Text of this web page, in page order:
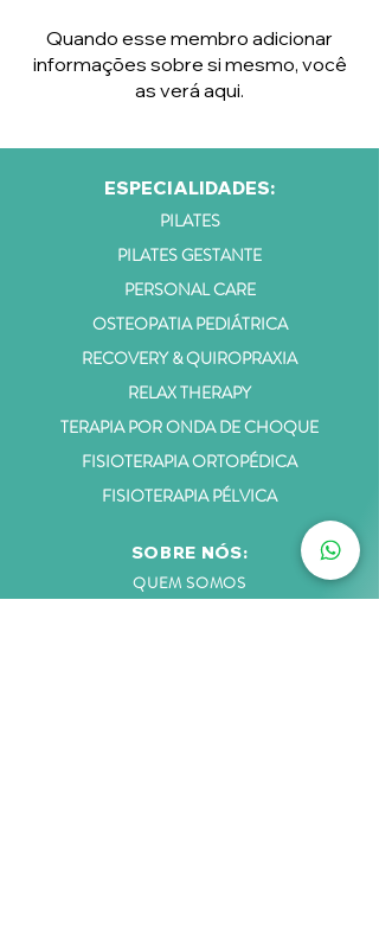
Quando esse membro adicionar
informações sobre si mesmo, você
as verá aqui.
ESPECIALIDADES:
PILATES
PILATES GESTANTE
PERSONAL CARE
OSTEOPATIA PEDIÁTRICA
RECOVERY & QUIROPRAXIA
RELAX THERAPY
TERAPIA POR ONDA DE CHOQUE
FISIOTERAPIA ORTOPÉDICA
FISIOTERAPIA PÉLVICA
SOBRE NÓS:
QUEM SOMOS